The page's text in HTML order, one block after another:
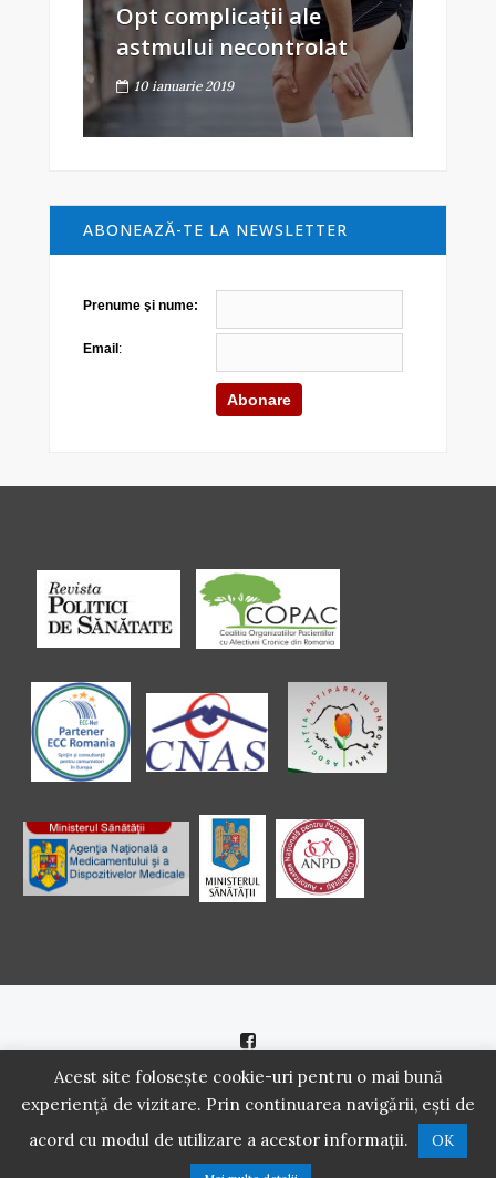
Opt complicații ale
astmului necontrolat
10 ianuarie 2019
ABONEAZĂ-TE LA NEWSLETTER
Prenume şi nume:
Email :
Politică de cookie |Politică de confidenţialitate
2016 - 2021 Copyright. Scoala Pacientilor - QUINN Media SRL.
Acest site folosește cookie-uri pentru o mai bună
experiență de vizitare. Prin continuarea navigării, ești de
acord cu modul de utilizare a acestor informații.
OK